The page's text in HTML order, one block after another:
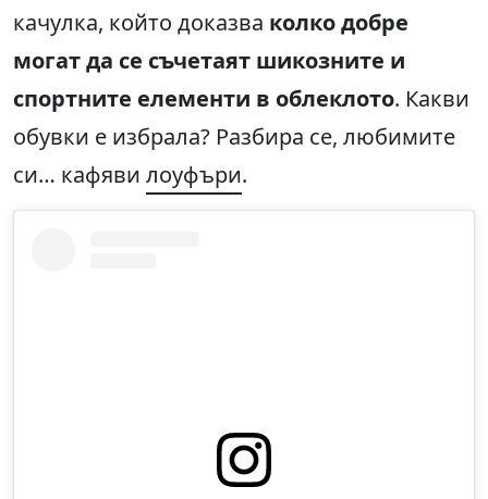
качулка, който доказва колко добре
могат да се съчетаят шикозните и
спортните елементи в облеклото. Какви
обувки е избрала? Разбира се, любимите
си… кафяви лоуфъри.